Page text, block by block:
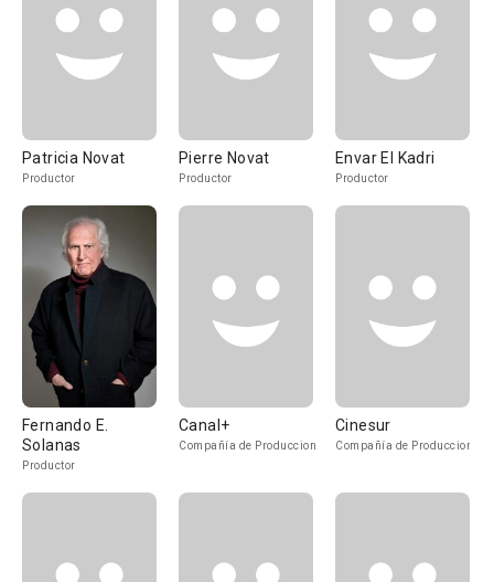
Patricia Novat
Productor
Pierre Novat
Productor
Envar El Kadri
Productor
Fernando E.
Solanas
Productor
Canal+
Compañía de Produccion
Cinesur
Compañía de Produccion